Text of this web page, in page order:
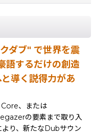
ダブ" で世界を震
語するだけの創造
導く説得力があ
、または
の要素まで取り入
り、新たなDubサウン